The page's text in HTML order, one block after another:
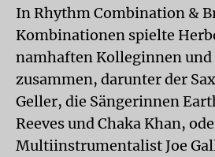
In Rhythm Combination &
Kombinationen spielte
namhaften Kolleginnen
zusammen, darunter der
Geller, die Sängerinnen
Reeves und Chaka Khan,
Multiinstrumentalist Joe